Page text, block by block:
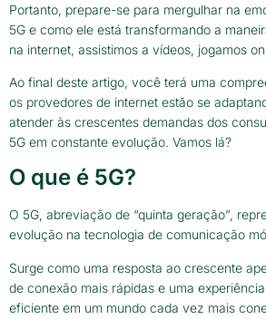
Portanto, prepare-se para mergulhar na
5G e como ele está transformando a
na internet, assistimos a vídeos, jogamos
Ao final deste artigo, você terá uma
os provedores de internet estão se
atender às crescentes demandas dos
5G em constante evolução. Vamos lá?
O que é 5G?
O 5G, abreviação de “quinta geração”,
evolução na tecnologia de comunicação
Surge como uma resposta ao crescente
de conexão mais rápidas e uma
eficiente em um mundo cada vez mais